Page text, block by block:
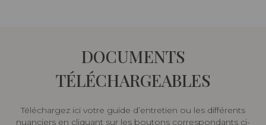
DOCUMENTS
TÉLÉCHARGEABLES
Téléchargez ici votre guide d’entretien ou les différents
nuanciers en cliquant sur les boutons correspondants ci-